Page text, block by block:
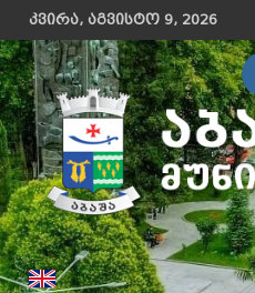
to
content
კვირა, აგვისტო 9, 2026
აბაშის მუნიციპალიტეტის